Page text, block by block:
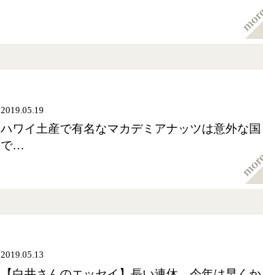
2019.05.19
ハワイ土産で有名なマカデミアナッツは意外な国
で…
2019.05.13